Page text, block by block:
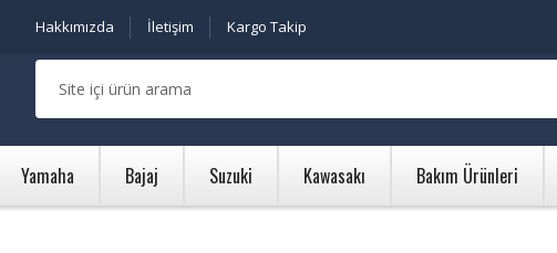
Hakkımızda İletişim Kargo Takip
Yamaha Bajaj Suzuki Kawasakı Bakım Ürünleri